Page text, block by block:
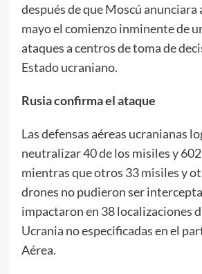
después de que Moscú anunciara
mayo el comienzo inminente de
ataques a centros de toma de
Estado ucraniano.
Rusia confirma el ataque
Las defensas aéreas ucranianas
neutralizar 40 de los misiles y
mientras que otros 33 misiles y
drones no pudieron ser
impactaron en 38 localizaciones
Ucrania no especificadas en el
Aérea.